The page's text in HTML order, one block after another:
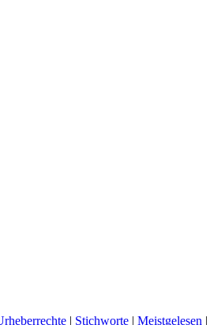
| Stichworte | Meistgelesen |